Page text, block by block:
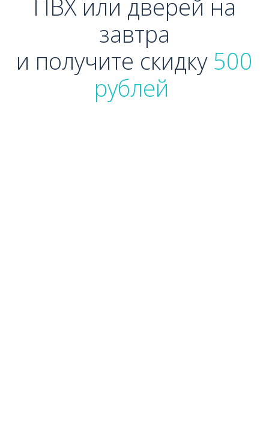
ПВХ или дверей на
завтра
и получите скидку 500
рублей